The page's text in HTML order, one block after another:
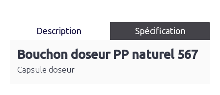
Description Spécification
Bouchon doseur PP naturel 567
Capsule doseur